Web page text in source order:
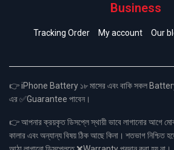
Business
Tracking Order My account Our
👉 iPhone Battery ১৮ মাসের এবং বাকি সকল Battery
এর ✅Guarantee পাবেন।
👉 আপনার ক্রয়কৃত ডিসপ্লে স্থায়ী ভাবে লাগানোর আগে
কালার এবং অন্যান্য বিষয় ঠিক আছে কিনা। শতভাগ নিশ্চিত